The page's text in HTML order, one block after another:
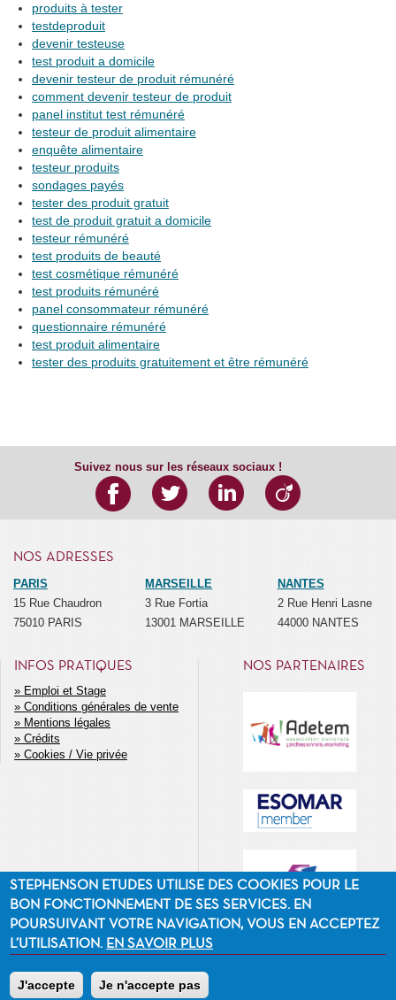
produits à tester
testdeproduit
devenir testeuse
test produit a domicile
devenir testeur de produit rémunéré
comment devenir testeur de produit
panel institut test rémunéré
testeur de produit alimentaire
enquête alimentaire
testeur produits
sondages payés
tester des produit gratuit
test de produit gratuit a domicile
testeur rémunéré
test produits de beauté
test cosmétique rémunéré
test produits rémunéré
panel consommateur rémunéré
questionnaire rémunéré
test produit alimentaire
tester des produits gratuitement et être rémunéré
Suivez nous sur les réseaux sociaux !
NOS ADRESSES
PARIS
15 Rue Chaudron
75010 PARIS
MARSEILLE
3 Rue Fortia
13001 MARSEILLE
NANTES
2 Rue Henri Lasne
44000 NANTES
INFOS PRATIQUES
MENU
SECONDAIRE
Emploi et Stage
Conditions générales de vente
Mentions légales
Crédits
Cookies / Vie privée
NOS PARTENAIRES
©2014 Stephenson Etudes
STEPHENSON ETUDES UTILISE DES COOKIES POUR LE
BON FONCTIONNEMENT DE SES SERVICES. EN
POURSUIVANT VOTRE NAVIGATION, VOUS EN ACCEPTEZ
L’UTILISATION. EN SAVOIR PLUS
J'accepte Je n'accepte pas